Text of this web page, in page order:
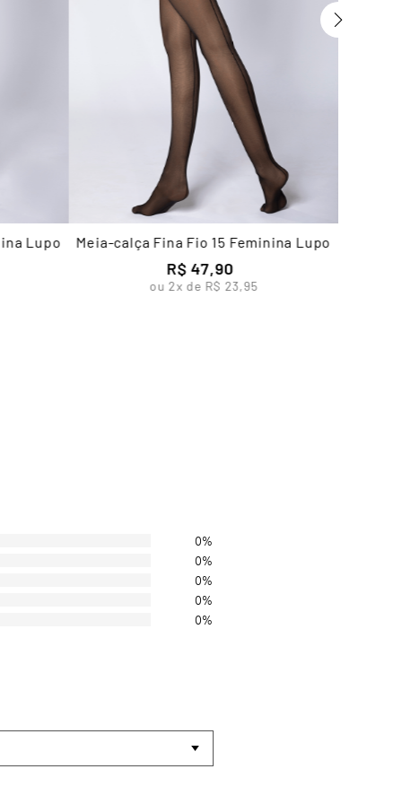
Lupo Meia-calça Fina Fio 15 Feminina Lupo
R$ 47,90
ou 2x de R$ 23,95
0%
0%
0%
0%
0%